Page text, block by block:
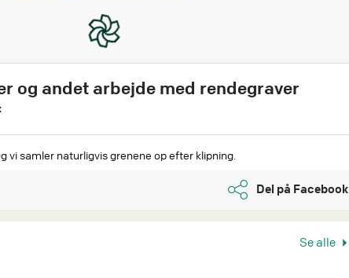
og andet arbejde med rendegraver
vi samler naturligvis grenene op efter klipning.
Del på Facebook
Se alle